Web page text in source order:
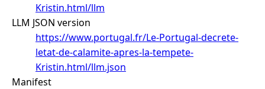
Kristin.html/llm
LLM JSON version
https://www.portugal.fr/Le-Portugal-decrete-
letat-de-calamite-apres-la-tempete-
Kristin.html/llm.json
Manifest